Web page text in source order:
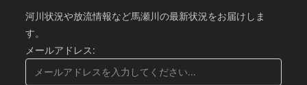
河川状況や放流情報など馬瀬川の最新状況をお届けしま
す。
メールアドレス: